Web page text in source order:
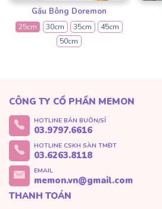
Gấu Bông Doremon
25cm 30cm 35cm
45cm
50cm
CÔNG TY CỔ PHẦN MEMON
HOTLINE BÁN BUÔN/SỈ
03.9797.6616
HOTLINE CSKH SÀN TMĐT
03.6263.8118
EMAIL
memon.vn@gmail.com
THANH TOÁN